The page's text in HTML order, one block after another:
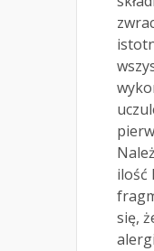
ilość
się,